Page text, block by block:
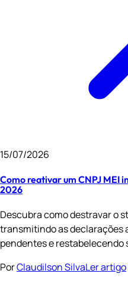
15/07/2026
Como reativar um CNPJ MEI
2026
Descubra como destravar o
transmitindo as declarações
pendentes e restabelecendo
PorClaudilson SilvaLer artigo